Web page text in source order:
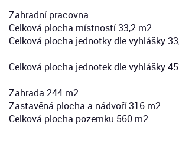
Zahradní pracovna:
Celková plocha místností 33,2 m2
Celková plocha jednotky dle vyhlášky
Celková plocha jednotek dle vyhlášky
Zahrada 244 m2
Zastavěná plocha a nádvoří 316 m2
Celková plocha pozemku 560 m2